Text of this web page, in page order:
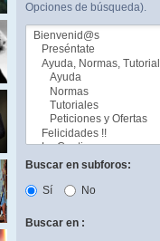
Opciones de búsqueda).
Buscar en subforos:
Sí
No
Buscar en :